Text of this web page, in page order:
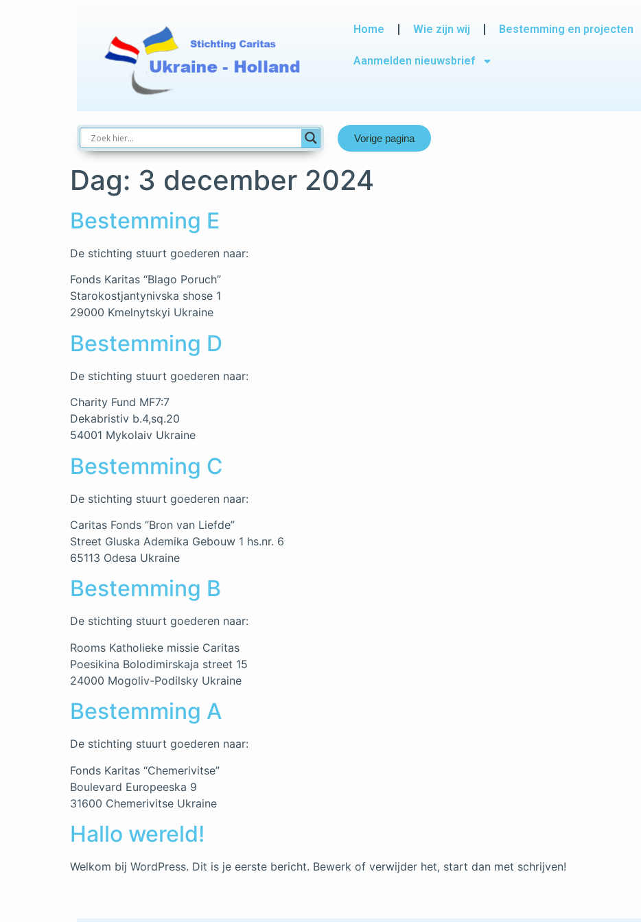
Home Wie zijn wij Bestemming en projecten
Aanmelden nieuwsbrief
Vorige pagina
Dag: 3 december 2024
Bestemming E
De stichting stuurt goederen naar:
Fonds Karitas “Blago Poruch”
Starokostjantynivska shose 1
29000 Kmelnytskyi Ukraine
Bestemming D
De stichting stuurt goederen naar:
Charity Fund MF7:7
Dekabristiv b.4,sq.20
54001 Mykolaiv Ukraine
Bestemming C
De stichting stuurt goederen naar:
Caritas Fonds “Bron van Liefde”
Street Gluska Ademika Gebouw 1 hs.nr. 6
65113 Odesa Ukraine
Bestemming B
De stichting stuurt goederen naar:
Rooms Katholieke missie Caritas
Poesikina Bolodimirskaja street 15
24000 Mogoliv-Podilsky Ukraine
Bestemming A
De stichting stuurt goederen naar:
Fonds Karitas “Chemerivitse”
Boulevard Europeeska 9
31600 Chemerivitse Ukraine
Hallo wereld!
Welkom bij WordPress. Dit is je eerste bericht. Bewerk of verwijder het, start dan met schrijven!